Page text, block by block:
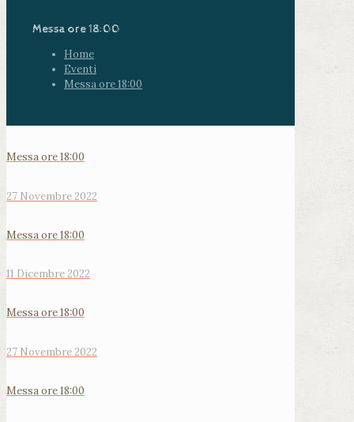
Messa ore 18:00
Home
Eventi
Messa ore 18:00
Messa ore 18:00
27 Novembre 2022
Messa ore 18:00
11 Dicembre 2022
Messa ore 18:00
27 Novembre 2022
Messa ore 18:00